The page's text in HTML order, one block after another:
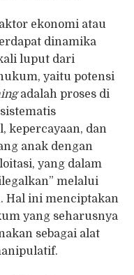
ekonomi atau
dinamika
luput dari
yaitu potensi
adalah proses di
kepercayaan, dan
anak dengan
yang dalam
melalui
Hal ini menciptakan
yang seharusnya
sebagai alat